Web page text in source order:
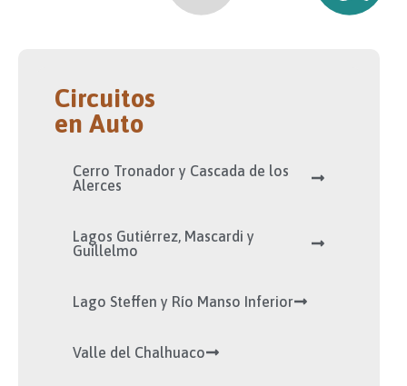
Circuitos
en Auto
Cerro Tronador y Cascada de los
Alerces
Lagos Gutiérrez, Mascardi y
Guillelmo
Lago Steffen y Río Manso Inferior
Valle del Chalhuaco